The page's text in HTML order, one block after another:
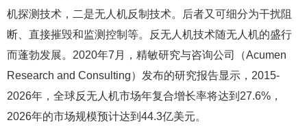
机探测技术，二是无人机反制技术。后者又可细分为干扰阻
断、直接摧毁和监测控制等。反无人机技术随无人机的盛行
而蓬勃发展。2020年7月，精敏研究与咨询公司（Acumen
Research and Consulting）发布的研究报告显示，2015-
2026年，全球反无人机市场年复合增长率将达到27.6%，
2026年的市场规模预计达到44.3亿美元。